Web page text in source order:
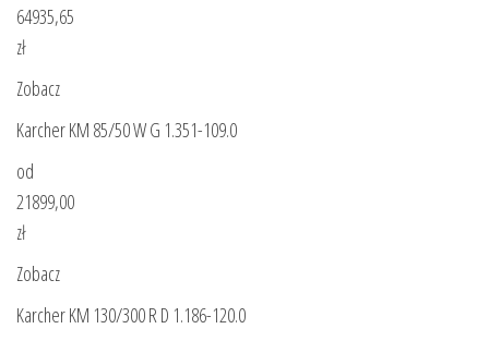
64935,65
zł
Zobacz
Karcher KM 85/50 W G 1.351-109.0
od
21899,00
zł
Zobacz
Karcher KM 130/300 R D 1.186-120.0